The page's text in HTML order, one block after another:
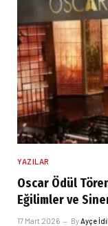
YAZILAR
Oscar Ödül
Eğilimler ve
17 Mart 2026 By Ayçe